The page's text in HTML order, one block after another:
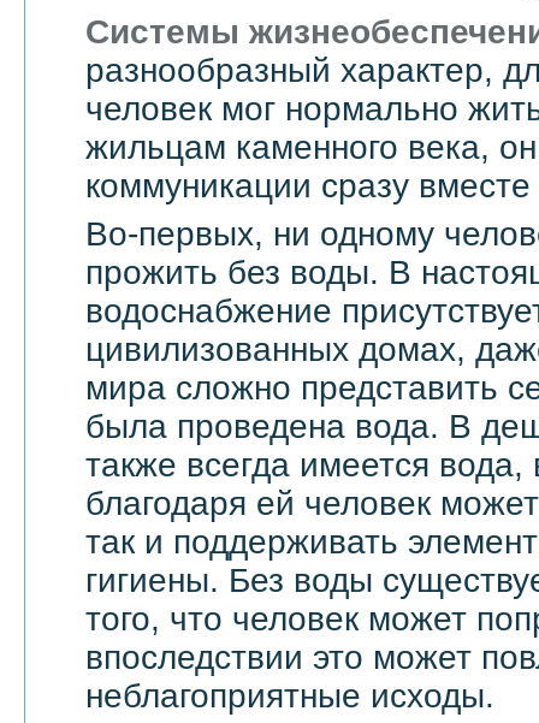
Системы
разнообразный характер,
человек мог нормально
жильцам каменного века,
коммуникации сразу
Во-первых, ни одному
прожить без воды. В
водоснабжение
цивилизованных домах,
мира сложно представить
была проведена вода. В
также всегда имеется
благодаря ей человек
так и поддерживать
гигиены. Без воды
того, что человек может
впоследствии это может
неблагоприятные исходы.